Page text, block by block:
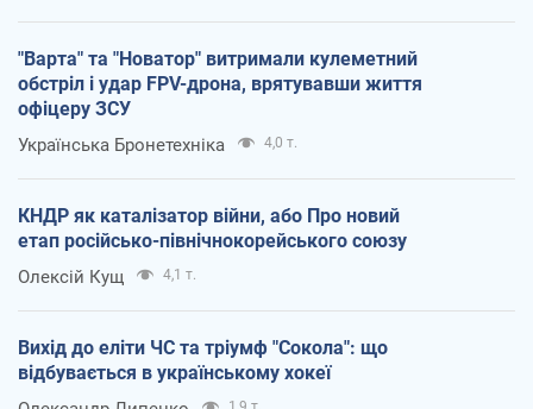
"Варта" та "Новатор" витримали кулеметний
обстріл і удар FPV-дрона, врятувавши життя
офіцеру ЗСУ
Українська Бронетехніка 4,0 т.
КНДР як каталізатор війни, або Про новий
етап російсько-північнокорейського союзу
Олексій Кущ 4,1 т.
Вихід до еліти ЧС та тріумф "Сокола": що
відбувається в українському хокеї